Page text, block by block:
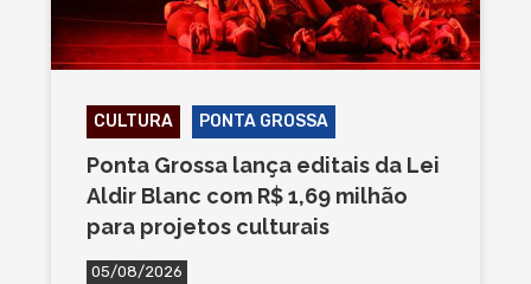
CULTURA PONTA GROSSA
Ponta Grossa lança editais da Lei
Aldir Blanc com R$ 1,69 milhão
para projetos culturais
05/08/2026